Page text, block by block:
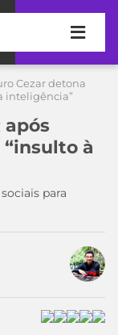
Cezar detona
inteligência”
após
à
para